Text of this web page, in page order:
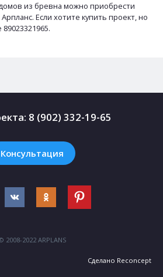
из бревна можно приобрести
Если хотите купить проект, но
8 (902) 332-19-65
Консультация
2008-2022 ARPLANS
Сделано Reconcept